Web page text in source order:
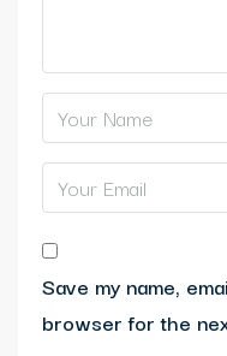
Save my name,
browser for the